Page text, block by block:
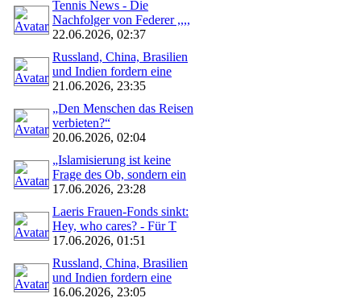
Tennis News - Die
Nachfolger von Federer ,,,,
22.06.2026, 02:37
Russland, China, Brasilien
und Indien fordern eine
21.06.2026, 23:35
„Den Menschen das Reisen
verbieten?“
20.06.2026, 02:04
„Islamisierung ist keine
Frage des Ob, sondern ein
17.06.2026, 23:28
Laeris Frauen-Fonds sinkt:
Hey, who cares? - Für T
17.06.2026, 01:51
Russland, China, Brasilien
und Indien fordern eine
16.06.2026, 23:05